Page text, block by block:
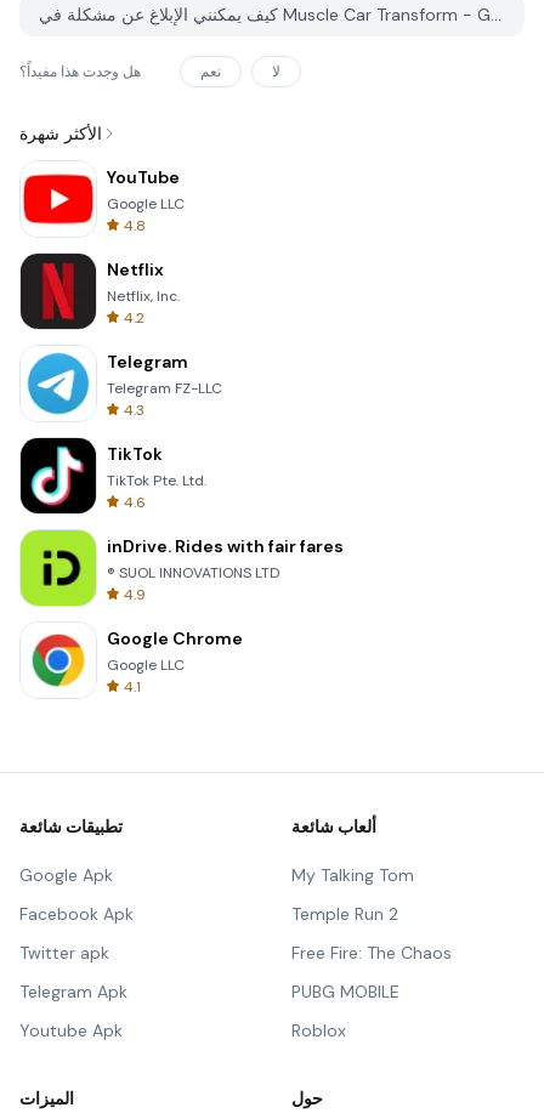
كيف يمكنني الإبلاغ عن مشكلة في Muscle Car Transform - Gorilla Robot Transforming على PGYER APK HUB؟
هل وجدت هذا مفيداً؟ نعم لا
الأكثر شهرة
YouTube
Google LLC
4.8
Netflix
Netflix, Inc.
4.2
Telegram
Telegram FZ-LLC
4.3
TikTok
TikTok Pte. Ltd.
4.6
inDrive. Rides with fair fares
® SUOL INNOVATIONS LTD
4.9
Google Chrome
Google LLC
4.1
تطبيقات شائعة
Google Apk
Facebook Apk
Twitter apk
Telegram Apk
Youtube Apk
ألعاب شائعة
My Talking Tom
Temple Run 2
Free Fire: The Chaos
PUBG MOBILE
Roblox
الميزات حول